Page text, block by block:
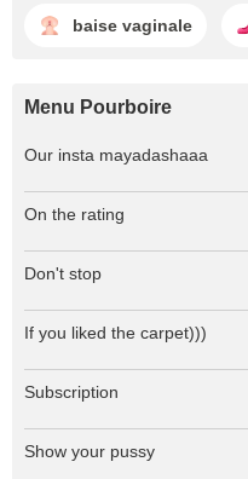
baise vaginale
Menu Pourboire
Our insta mayadashaaa
On the rating
Don't stop
If you liked the carpet)))
Subscription
Show your pussy